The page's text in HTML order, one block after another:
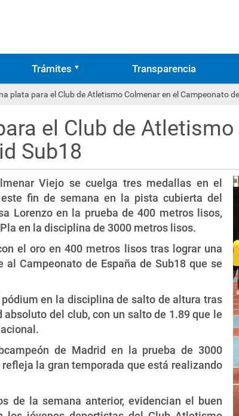
Trámites Transparencia
plata para el Club de Atletismo Colmenar en el Campeonato
el Club de Atletismo
Sub18
Viejo se cuelga tres medallas en el
fin de semana en la pista cubierta del
Lorenzo en la prueba de 400 metros lisos,
en la disciplina de 3000 metros lisos.
el oro en 400 metros lisos tras lograr una
Campeonato de España de Sub18 que se
en la disciplina de salto de altura tras
del club, con un salto de 1.89 que le
de Madrid en la prueba de 3000
refleja la gran temporada que está realizando
de la semana anterior, evidencian el buen